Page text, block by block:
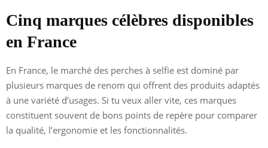
Cinq marques célèbres disponibles
en France
En France, le marché des perches à selfie est dominé par
plusieurs marques de renom qui offrent des produits adaptés
à une variété d’usages. Si tu veux aller vite, ces marques
constituent souvent de bons points de repère pour comparer
la qualité, l’ergonomie et les fonctionnalités.